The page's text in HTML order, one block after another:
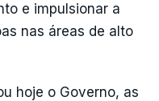
e impulsionar a
nas áreas de alto
hoje o Governo, as